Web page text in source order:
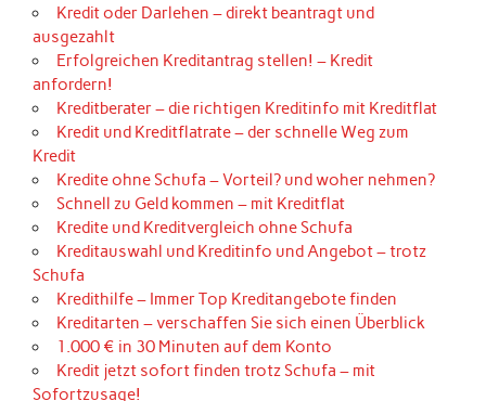
Kredit oder Darlehen – direkt beantragt und
ausgezahlt
Erfolgreichen Kreditantrag stellen! – Kredit
anfordern!
Kreditberater – die richtigen Kreditinfo mit Kreditflat
Kredit und Kreditflatrate – der schnelle Weg zum
Kredit
Kredite ohne Schufa – Vorteil? und woher nehmen?
Schnell zu Geld kommen – mit Kreditflat
Kredite und Kreditvergleich ohne Schufa
Kreditauswahl und Kreditinfo und Angebot – trotz
Schufa
Kredithilfe – Immer Top Kreditangebote finden
Kreditarten – verschaffen Sie sich einen Überblick
1.000 € in 30 Minuten auf dem Konto
Kredit jetzt sofort finden trotz Schufa – mit
Sofortzusage!